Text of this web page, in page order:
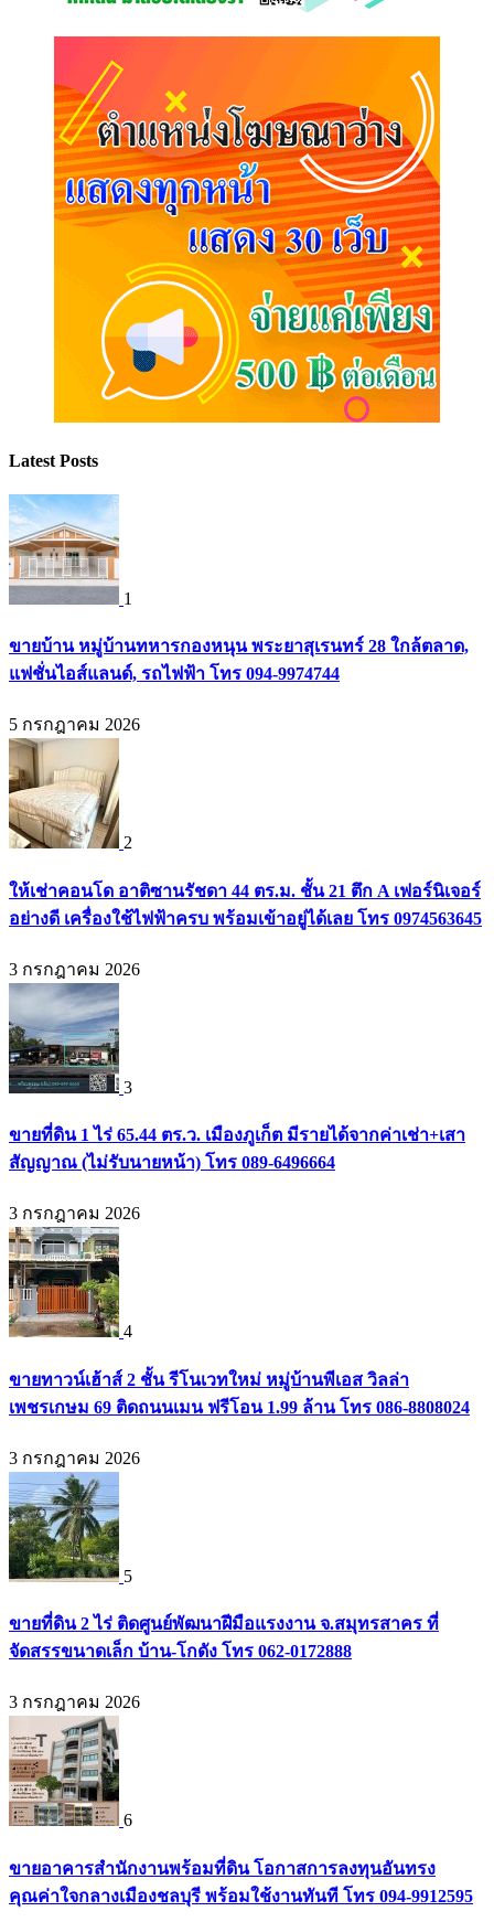
Latest Posts
1
ขายบ้าน หมู่บ้านทหารกองหนุน พระยาสุเรนทร์ 28 ใกล้ตลาด,
แฟชั่นไอส์แลนด์, รถไฟฟ้า โทร 094-9974744
5 กรกฎาคม 2026
2
ให้เช่าคอนโด อาติซานรัชดา 44 ตร.ม. ชั้น 21 ตึก A เฟอร์นิเจอร์
อย่างดี เครื่องใช้ไฟฟ้าครบ พร้อมเข้าอยู่ได้เลย โทร 0974563645
3 กรกฎาคม 2026
3
ขายที่ดิน 1 ไร่ 65.44 ตร.ว. เมืองภูเก็ต มีรายได้จากค่าเช่า+เสา
สัญญาณ (ไม่รับนายหน้า) โทร 089-6496664
3 กรกฎาคม 2026
4
ขายทาวน์เฮ้าส์ 2 ชั้น รีโนเวทใหม่ หมู่บ้านพีเอส วิลล่า
เพชรเกษม 69 ติดถนนเมน ฟรีโอน 1.99 ล้าน โทร 086-8808024
3 กรกฎาคม 2026
5
ขายที่ดิน 2 ไร่ ติดศูนย์พัฒนาฝีมือแรงงาน จ.สมุทรสาคร ที่
จัดสรรขนาดเล็ก บ้าน-โกดัง โทร 062-0172888
3 กรกฎาคม 2026
6
ขายอาคารสำนักงานพร้อมที่ดิน โอกาสการลงทุนอันทรง
คุณค่าใจกลางเมืองชลบุรี พร้อมใช้งานทันที โทร 094-9912595